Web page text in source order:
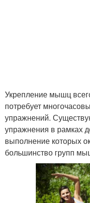
Укрепление мышц
потребует
упражнений.
упражнения в рамках
выполнение которых
большинство групп